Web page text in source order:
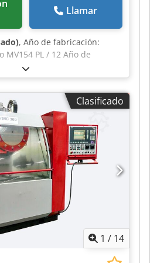
con emulsión - Husillo
de 42.000 rpm -
longitud del husillo -
de punto cero EROWA
de la máquina - Control
- Automatización RC2:
fabricación de electrodos Se
la máquina en su estado
momento. También
información sobre el tipo y
máquinas
en nuestro sitio web o en
de Hüttmann.
Llamar
, Año de fabricación:
MV154 PL / 12 Año de
E Tdofx Andoa
control: Heidenhain iTNC 530
500 mm Z: 500 mm Tamaño
500 mm Carga máxima de la
Contacto cónico y frontal
Husillo: BIG-PLUS BT40 Cono
40 Velocidad del husillo:
del motor del husillo:
avance de trabajo: 0 –
rápido: 40
herramientas: 30 posiciones
de herramientas
del husillo (IKZ)
Programación:
Interfaz: Gestión de
de ejes Simulación
Clasificado
1 / 14